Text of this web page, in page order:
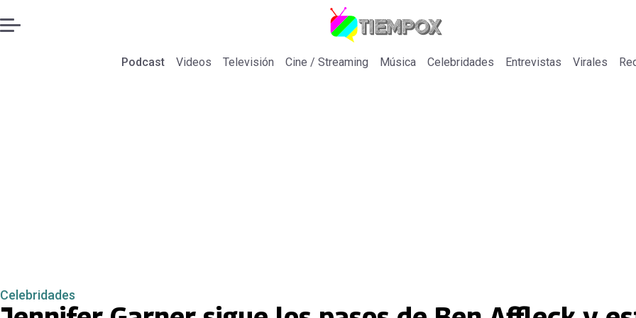
Podcast Videos Televisión Cine / Streaming Música Celebridades Entrevistas Virales
Celebridades